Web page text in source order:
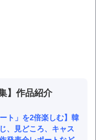
】作品紹介
ト」を2倍楽しむ】韓
、見どころ、キャス